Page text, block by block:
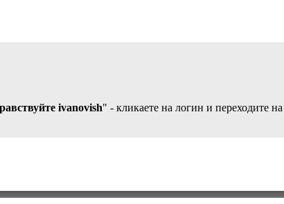
ivanovish" - кликаете на логин и переходите